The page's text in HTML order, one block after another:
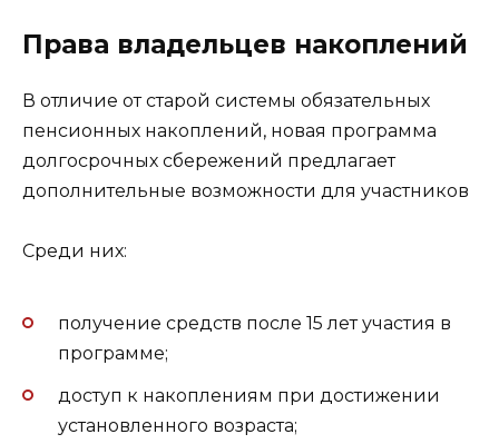
Права владельцев накоплений
В отличие от старой системы обязательных
пенсионных накоплений, новая программа
долгосрочных сбережений предлагает
дополнительные возможности для участников
Среди них:
получение средств после 15 лет участия в
программе;
доступ к накоплениям при достижении
установленного возраста;